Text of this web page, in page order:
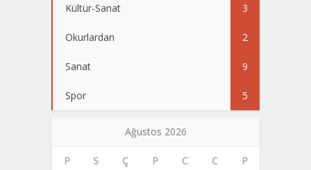
Kültür-Sanat 3
Okurlardan 2
Sanat 9
Spor 5
Ağustos 2026
P S Ç P C C P